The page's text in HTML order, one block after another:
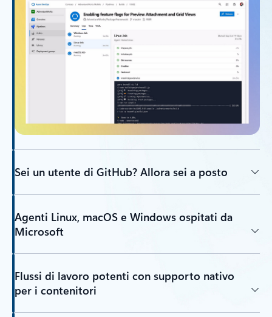
Sei un utente di GitHub? Allora sei a posto
Agenti Linux, macOS e Windows ospitati da
Microsoft
Flussi di lavoro potenti con supporto nativo
per i contenitori